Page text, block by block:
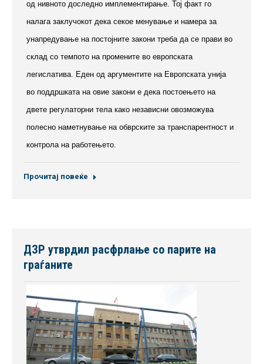
од нивното доследно имплементирање. Тој факт го
налага заклучокот дека секое менување и намера за
унапредување на постојните закони треба да се прави во
склад со темпото на промените во европската
легислатива. Еден од аргументите на Европската унија
во поддршката на овие закони е дека постоењето на
двете регулаторни тела како независни овозможува
полесно наметнување на обврските за транспарентност и
контрола на работењето.
Прочитај повеќе
ДЗР утврдил расфрлање со парите на
граѓаните